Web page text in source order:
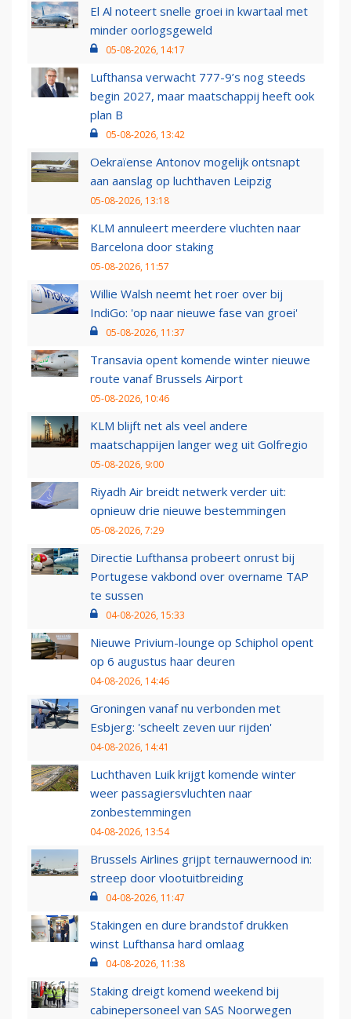
El Al noteert snelle groei in kwartaal met
minder oorlogsgeweld
05-08-2026, 14:17
Lufthansa verwacht 777-9’s nog steeds
begin 2027, maar maatschappij heeft ook
plan B
05-08-2026, 13:42
Oekraïense Antonov mogelijk ontsnapt
aan aanslag op luchthaven Leipzig
05-08-2026, 13:18
KLM annuleert meerdere vluchten naar
Barcelona door staking
05-08-2026, 11:57
Willie Walsh neemt het roer over bij
IndiGo: 'op naar nieuwe fase van groei'
05-08-2026, 11:37
Transavia opent komende winter nieuwe
route vanaf Brussels Airport
05-08-2026, 10:46
KLM blijft net als veel andere
maatschappijen langer weg uit Golfregio
05-08-2026, 9:00
Riyadh Air breidt netwerk verder uit:
opnieuw drie nieuwe bestemmingen
05-08-2026, 7:29
Directie Lufthansa probeert onrust bij
Portugese vakbond over overname TAP
te sussen
04-08-2026, 15:33
Nieuwe Privium-lounge op Schiphol opent
op 6 augustus haar deuren
04-08-2026, 14:46
Groningen vanaf nu verbonden met
Esbjerg: 'scheelt zeven uur rijden'
04-08-2026, 14:41
Luchthaven Luik krijgt komende winter
weer passagiersvluchten naar
zonbestemmingen
04-08-2026, 13:54
Brussels Airlines grijpt ternauwernood in:
streep door vlootuitbreiding
04-08-2026, 11:47
Stakingen en dure brandstof drukken
winst Lufthansa hard omlaag
04-08-2026, 11:38
Staking dreigt komend weekend bij
cabinepersoneel van SAS Noorwegen